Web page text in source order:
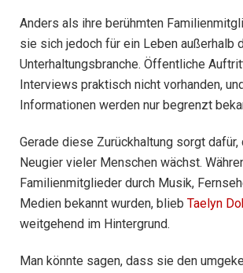
Anders als ihre berühmten
sie sich jedoch für ein Leben außerhalb
Unterhaltungsbranche. Öffentliche
Interviews praktisch nicht vorhanden,
Informationen werden nur begrenzt
Gerade diese Zurückhaltung sorgt
Neugier vieler Menschen wächst.
Familienmitglieder durch Musik,
Medien bekannt wurden, blieb Taelyn
weitgehend im Hintergrund.
Man könnte sagen, dass sie den